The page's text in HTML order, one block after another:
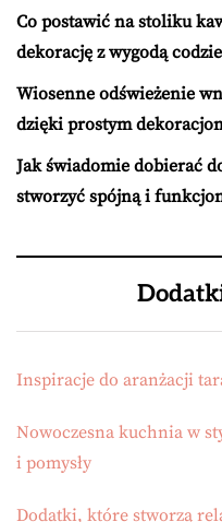
Co postawić na stoliku
dekorację z wygodą
Wiosenne odświeżenie
dzięki prostym
Jak świadomie dobierać
stworzyć spójną i
Inspiracje do aranżacji
Nowoczesna kuchnia w
i pomysły
Dodatki, które stworzą